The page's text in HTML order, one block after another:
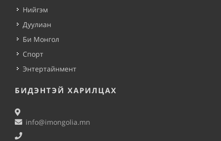
Нийгэм
Дуулиан
Би Монгол
Спорт
Энтертайнмент
БИДЭНТЭЙ ХАРИЛЦАХ
info@imongolia.mn